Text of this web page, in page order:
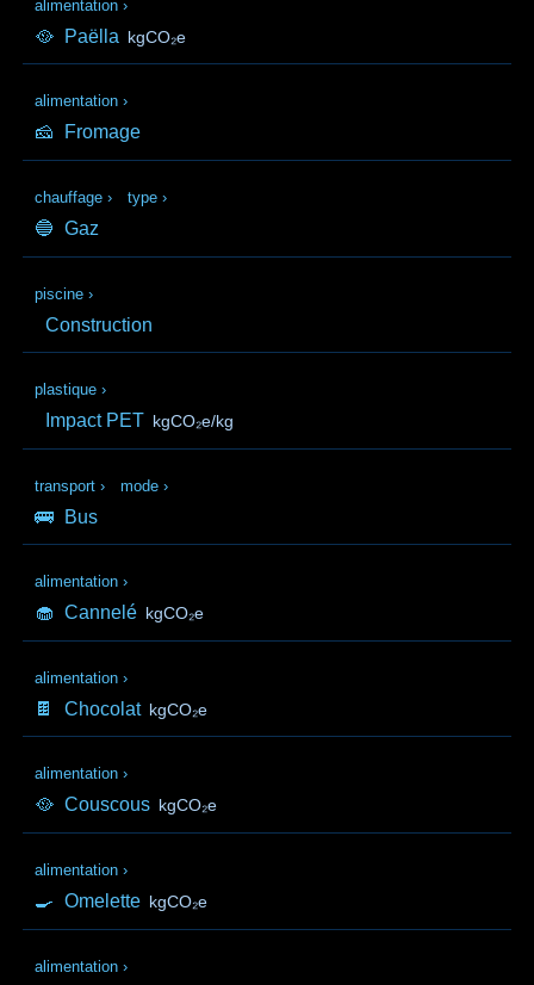
alimentation ›
🥘 Paëlla kgCO₂e
alimentation ›
🧀 Fromage
chauffage › type ›
🔵 Gaz
piscine ›
Construction
plastique ›
Impact PET kgCO₂e/kg
transport › mode ›
🚌 Bus
alimentation ›
🧁 Cannelé kgCO₂e
alimentation ›
🍫 Chocolat kgCO₂e
alimentation ›
🥘 Couscous kgCO₂e
alimentation ›
🍳 Omelette kgCO₂e
alimentation ›